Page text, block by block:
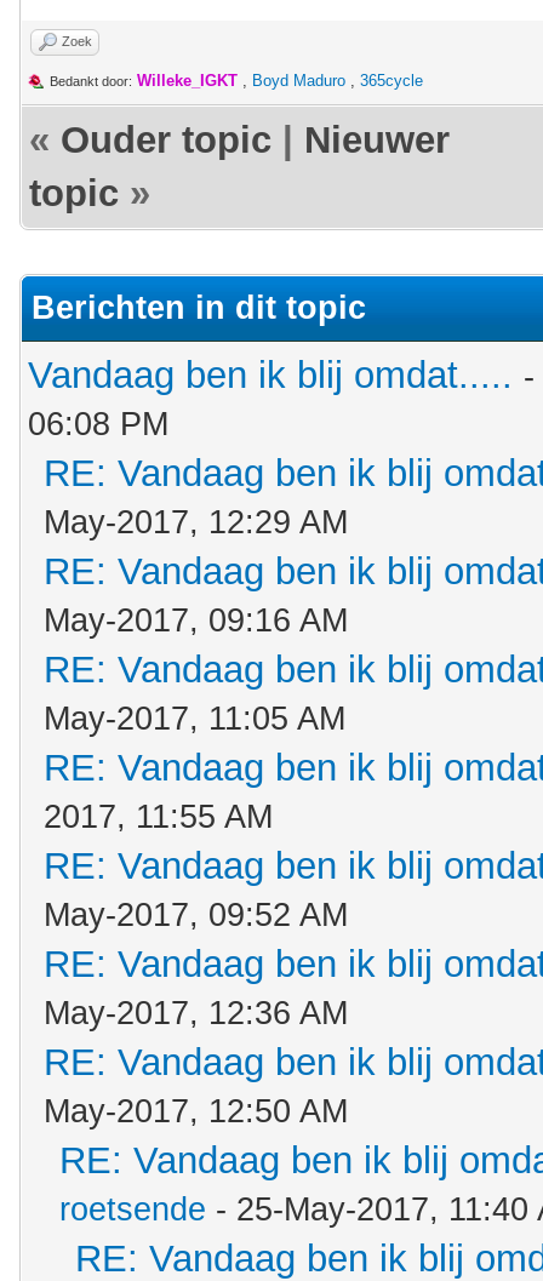
Zoek
Bedankt door: Willeke_IGKT , Boyd Maduro , 365cycle
« Ouder topic
Nieuwer
topic »
Berichten in dit topic
Vandaag ben ik blij omdat.....
06:08 PM
RE: Vandaag ben ik blij
May-2017, 12:29 AM
RE: Vandaag ben ik blij
May-2017, 09:16 AM
RE: Vandaag ben ik blij
May-2017, 11:05 AM
RE: Vandaag ben ik blij
2017, 11:55 AM
RE: Vandaag ben ik blij
May-2017, 09:52 AM
RE: Vandaag ben ik blij
May-2017, 12:36 AM
RE: Vandaag ben ik blij
May-2017, 12:50 AM
RE: Vandaag ben ik blij
roetsende - 25-May-2017, 11:40
RE: Vandaag ben ik blij